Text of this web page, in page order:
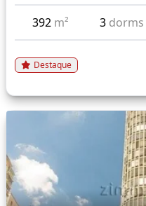
392 m² 3 dorms
Destaque